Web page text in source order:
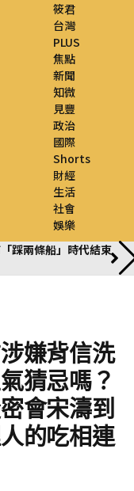
筱君
台灣
PLUS
焦點
新聞
知微
見豐
政治
國際
Shorts
財經
生活
社會
娛樂
踩兩條船」時代結束
嫌背信洗
猜忌嗎？
會宋濤到
的吃相連